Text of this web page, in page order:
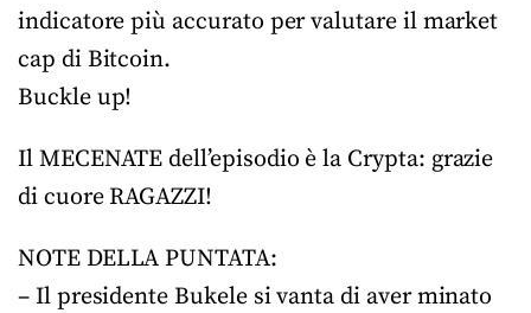
indicatore più accurato per valutare il market
cap di Bitcoin.
Buckle up!
Il MECENATE dell’episodio è la Crypta: grazie
di cuore RAGAZZI!
NOTE DELLA PUNTATA:
– Il presidente Bukele si vanta di aver minato